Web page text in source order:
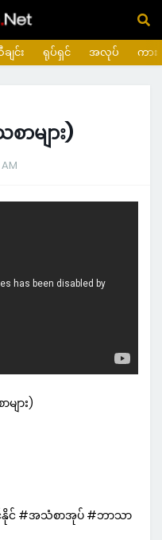
ျင်း ရုပ်ရှင် အလုပ် ကား
များ)
ျား)
နိုင် #အသံစာအုပ် #ဘာသာ